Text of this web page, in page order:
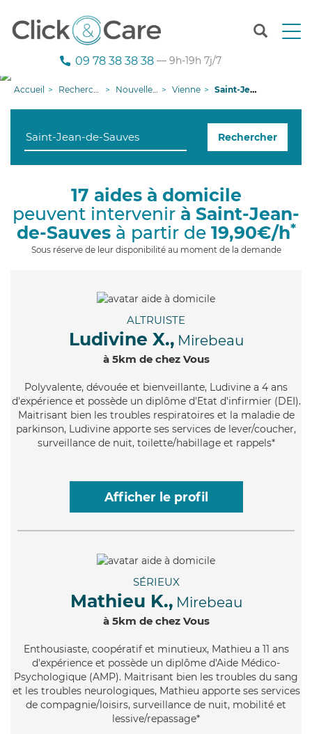
T
n
g
i
o
09 78 38 38 38 — 9h-19h 7j/7
Accueil Recherche aide à domicile Nouvelle-Aquitaine Vienne Saint-Jean-de-Sauves
Rechercher
17 aides à domicile
peuvent intervenir à Saint-Jean-
de-Sauvesà partir de 19,90€/h*
Sous réserve de leur disponibilité au moment de la demande
ALTRUISTE
Ludivine X., Mirebeau
à 5km de chez Vous
Polyvalente, dévouée et bienveillante, Ludivine a 4 ans
d'expérience et possède un diplôme d'Etat d'infirmier (DEI).
Maitrisant bien les troubles respiratoires et la maladie de
parkinson, Ludivine apporte ses services de lever/coucher,
surveillance de nuit, toilette/habillage et rappels*
Afficher le profil
SÉRIEUX
Mathieu K., Mirebeau
à 5km de chez Vous
Enthousiaste, coopératif et minutieux, Mathieu a 11 ans
d'expérience et possède un diplôme d'Aide Médico-
Psychologique (AMP). Maitrisant bien les troubles du sang
et les troubles neurologiques, Mathieu apporte ses services
de compagnie/loisirs, surveillance de nuit, mobilité et
lessive/repassage*